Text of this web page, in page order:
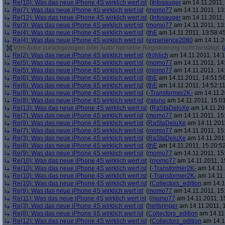
Re(10): Was das neue iPhone 4S wirklich wert ist ( Infosauger am
Re(7): Was das neue iPhone 4S wirklich wert ist (momo77 am 14.11.2011,
Re(12): Was das neue iPhone 4S wirklich wert ist ( Infosauger am
Re(3): Was das neue iPhone 4S wirklich wert ist (momo77 am 14.11.2011,
Re(4): Was das neue iPhone 4S wirklich wert ist (thE am 14.11.2011,
Re(4): Was das neue iPhone 4S wirklich wert ist (experience2080 am
Vom Autor zurückgezogen oder Autor hat seine Registrierung nicht bestätigt (
Re(2): Was das neue iPhone 4S wirklich wert ist (fröhlich am 14.11.2011,
Re(5): Was das neue iPhone 4S wirklich wert ist (momo77 am 14.11.2011,
Re(5): Was das neue iPhone 4S wirklich wert ist (momo77 am 14.11.2011,
Re(6): Was das neue iPhone 4S wirklich wert ist (thE am 14.11.2011,
Re(6): Was das neue iPhone 4S wirklich wert ist (thE am 14.11.2011,
Re(8): Was das neue iPhone 4S wirklich wert ist (-Transformer2K- am
Re(8): Was das neue iPhone 4S wirklich wert ist (raiuno am 14.11.2011,
Re(13): Was das neue iPhone 4S wirklich wert ist (RaStaDeluXe am
Re(7): Was das neue iPhone 4S wirklich wert ist (momo77 am 14.11.2011,
Re(9): Was das neue iPhone 4S wirklich wert ist (RaStaDeluXe am
Re(7): Was das neue iPhone 4S wirklich wert ist (momo77 am 14.11.2011,
Re(3): Was das neue iPhone 4S wirklich wert ist (RaStaDeluXe am
Re(8): Was das neue iPhone 4S wirklich wert ist (thE am 14.11.2011,
Re(9): Was das neue iPhone 4S wirklich wert ist (momo77 am 14.11.2011,
Re(10): Was das neue iPhone 4S wirklich wert ist (momo77 am 14.11.2011,
Re(10): Was das neue iPhone 4S wirklich wert ist (-Transformer2K- am
Re(10): Was das neue iPhone 4S wirklich wert ist (-Transformer2K- am
Re(10): Was das neue iPhone 4S wirklich wert ist (Collectors_edition am
Re(9): Was das neue iPhone 4S wirklich wert ist (momo77 am 14.11.2011,
Re(11): Was das neue iPhone 4S wirklich wert ist (momo77 am 14.11.2011,
Re(3): Was das neue iPhone 4S wirklich wert ist (hellbringer am 14.11.2011,
Re(8): Was das neue iPhone 4S wirklich wert ist (Collectors_edition am
Re(12): Was das neue iPhone 4S wirklich wert ist (Collectors_edition am